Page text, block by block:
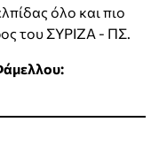
όλο και πιο
του ΣΥΡΙΖΑ - ΠΣ.